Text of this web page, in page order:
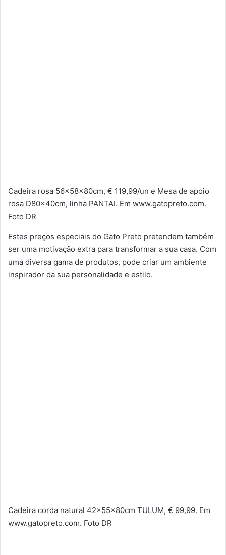
Cadeira rosa 56x58x80cm, € 119,99/un e Mesa de apoio
rosa D80x40cm, linha PANTAI. Em www.gatopreto.com.
Foto DR
Estes preços especiais do Gato Preto pretendem também
ser uma motivação extra para transformar a sua casa. Com
uma diversa gama de produtos, pode criar um ambiente
inspirador da sua personalidade e estilo.
Cadeira corda natural 42x55x80cm TULUM, € 99,99. Em
www.gatopreto.com. Foto DR